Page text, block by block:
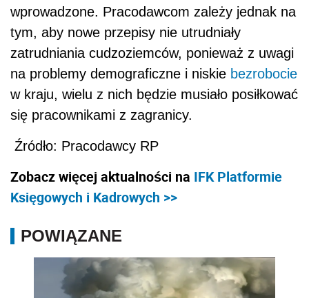
wprowadzone. Pracodawcom zależy jednak na
tym, aby nowe przepisy nie utrudniały
zatrudniania cudzoziemców, ponieważ z uwagi
na problemy demograficzne i niskie bezrobocie
w kraju, wielu z nich będzie musiało posiłkować
się pracownikami z zagranicy.
Źródło: Pracodawcy RP
Zobacz więcej aktualności na IFK Platformie
Księgowych i Kadrowych >>
POWIĄZANE